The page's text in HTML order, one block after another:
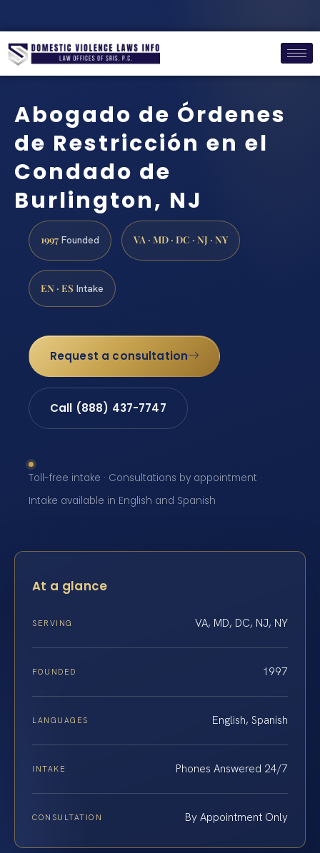
Abogado de Órdenes
de Restricción en el
Condado de
Burlington, NJ
1997 Founded VA · MD · DC · NJ · NY
EN · ES Intake
Request a consultation
Call (888) 437-7747
Toll-free intake · Consultations by appointment ·
Intake available in English and Spanish
At a glance
SERVING VA, MD, DC, NJ, NY
FOUNDED 1997
LANGUAGES English, Spanish
INTAKE Phones Answered 24/7
CONSULTATION By Appointment Only